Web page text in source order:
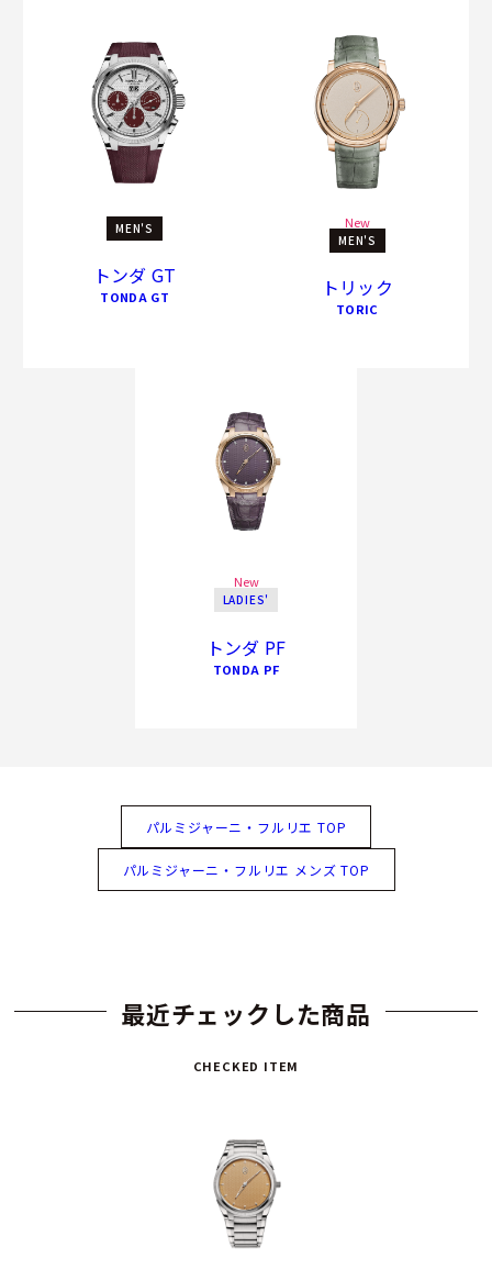
MEN'S
トンダ GT
TONDA GT
New
MEN'S
トリック
TORIC
New
LADIES'
トンダ PF
TONDA PF
パルミジャーニ・フルリエ TOP
パルミジャーニ・フルリエ メンズ TOP
最近チェックした商品
CHECKED ITEM